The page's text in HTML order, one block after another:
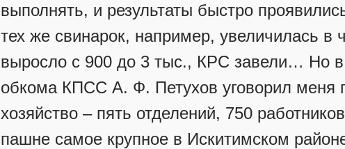
выполнять, и результаты быстро
тех же свинарок, например, увеличилась в
выросло с 900 до 3 тыс., КРС завели… Но в
обкома КПСС А. Ф. Петухов уговорил меня
хозяйство – пять отделений, 750
пашне самое крупное в Искитимском